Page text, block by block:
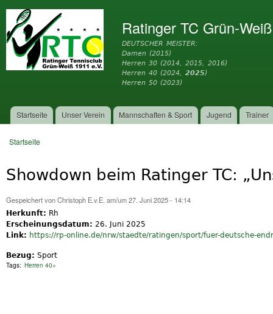
Ratinger TC Grün-
DEUTSCHER MEISTER:
Damen (2015)
Herren 30 (2014, 2015, 2016)
Herren 40 (2024,2025)
Herren 50 (2023)
Hauptmenü
Startseite Unser Verein Mannschaften & Sport Jugend Trainer
Startseite
Showdown beim Ratinger TC:
Gespeichert vonChristoph E.v.E. am/um 27. Juni 2025 - 14:14
Herkunft: Rh
Erscheinungsdatum: 26. Juni 2025
Link: https://rp-online.de/nrw/staedte/ratingen/sport/fuer-deutsche-
Bezug: Sport
Tags: Herren 40+